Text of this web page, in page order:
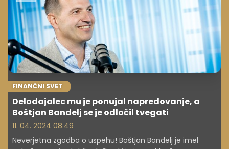
FINANČNI SVET
Delodajalec mu je ponujal napredovanje, a
Boštjan Bandelj se je odločil tvegati
11. 04. 2024 08.49
Neverjetna zgodba o uspehu! Boštjan Bandelj je imel